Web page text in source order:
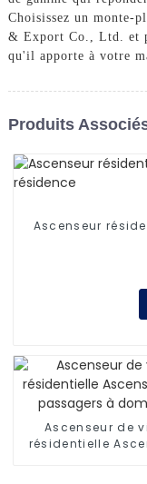
Choisissez un monte-
& Export Co., Ltd. et
qu'il apporte à votre
Produits
Ascenseur
Ascenseur de
résidentielle